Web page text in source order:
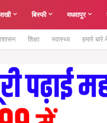
बिस्फी मधवापुर
शिक्षा स्वास्थ्य हमारे बारे